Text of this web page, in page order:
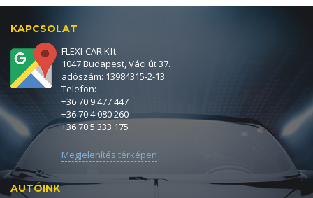
KAPCSOLAT
FLEXI-CAR Kft.
1047 Budapest, Váci út 37.
adószám: 13984315-2-13
Telefon:
+36 70 9 477 447
+36 70 4 080 260
+36 70 5 333 175
Megjelenítés térképen
AUTÓINK